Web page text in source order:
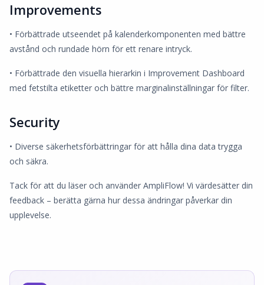
Improvements
• Förbättrade utseendet på kalenderkomponenten med bättre
avstånd och rundade hörn för ett renare intryck.
• Förbättrade den visuella hierarkin i Improvement Dashboard
med fetstilta etiketter och bättre marginalinställningar för filter.
Security
• Diverse säkerhetsförbättringar för att hålla dina data trygga
och säkra.
Tack för att du läser och använder AmpliFlow! Vi värdesätter din
feedback – berätta gärna hur dessa ändringar påverkar din
upplevelse.